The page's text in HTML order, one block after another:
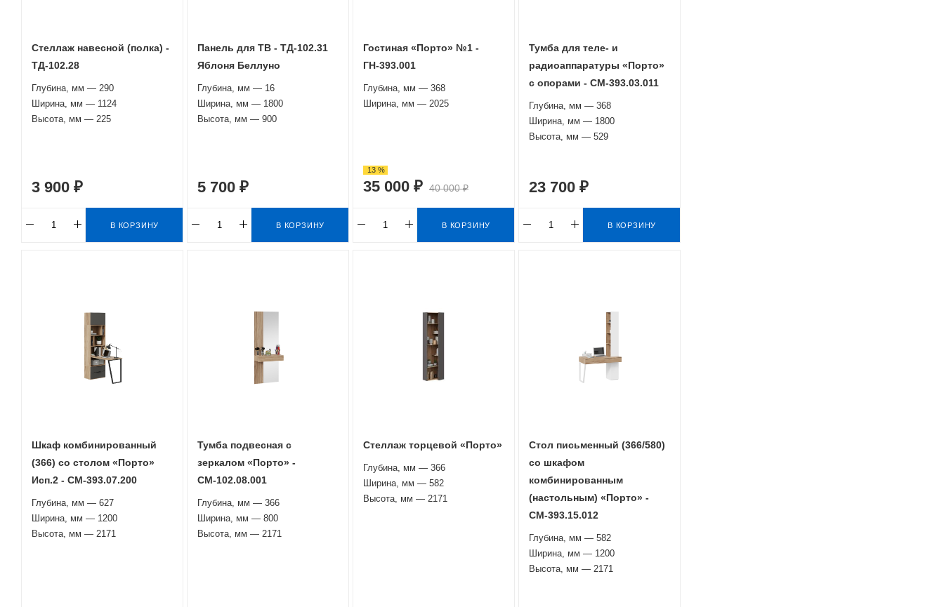
Стеллаж навесной (полка) -
ТД-102.28
Глубина, мм — 290
Ширина, мм — 1124
Высота, мм — 225
3 900 ₽
В КОРЗИНУ
Панель для ТВ - ТД-102.31
Яблоня Беллуно
Глубина, мм — 16
Ширина, мм — 1800
Высота, мм — 900
5 700 ₽
В КОРЗИНУ
Гостиная «Порто» №1 -
ГН-393.001
Глубина, мм — 368
Ширина, мм — 2025
13 %
35 000 ₽ 40 000 ₽
В КОРЗИНУ
Тумба для теле- и
радиоаппаратуры «Порто»
с опорами - СМ-393.03.011
Глубина, мм — 368
Ширина, мм — 1800
Высота, мм — 529
23 700 ₽
В КОРЗИНУ
Шкаф комбинированный
(366) со столом «Порто»
Исп.2 - СМ-393.07.200
Глубина, мм — 627
Ширина, мм — 1200
Высота, мм — 2171
Тумба подвесная с
зеркалом «Порто» -
СМ-102.08.001
Глубина, мм — 366
Ширина, мм — 800
Высота, мм — 2171
Стеллаж торцевой «Порто»
Глубина, мм — 366
Ширина, мм — 582
Высота, мм — 2171
Стол письменный (366/580)
со шкафом
комбинированным
(настольным) «Порто» -
СМ-393.15.012
Глубина, мм — 582
Ширина, мм — 1200
Высота, мм — 2171